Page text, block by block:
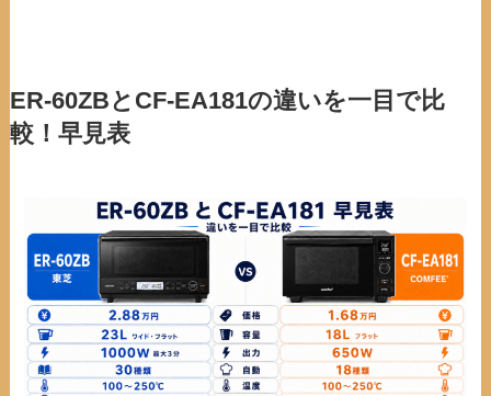
ER-60ZBとCF-EA181の違いを一目で比
較！早見表